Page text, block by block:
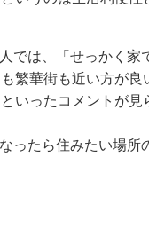
では、「せっかく
繁華街も近い方が
いったコメントが見
ったら住みたい場所